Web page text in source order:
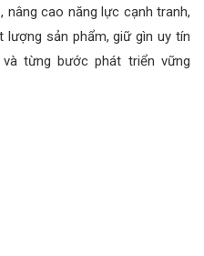
nâng cao năng lực cạnh tranh,
sản phẩm, giữ gìn uy tín
từng bước phát triển vững